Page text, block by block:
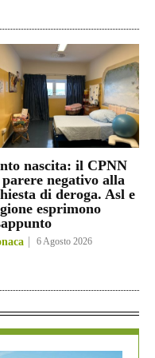
nascita: il CPNN
negativo alla
di deroga. Asl e
esprimono
6 Agosto 2026